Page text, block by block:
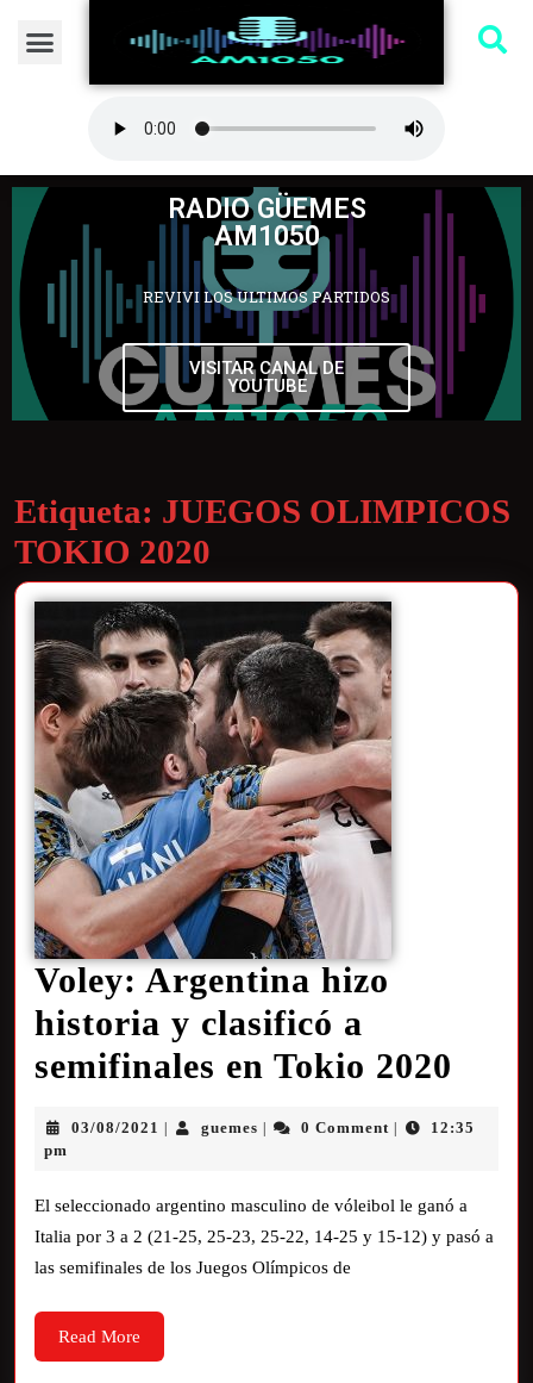
RADIO GÜEMES
AM1050
REVIVI LOS ULTIMOS PARTIDOS
VISITAR CANAL DE
YOUTUBE
Etiqueta: JUEGOS OLIMPICOS
TOKIO 2020
Voley: Argentina hizo
historia y clasificó a
semifinales en Tokio 2020
03/08/2021 guemes 0 Comment
12:35
pm
El seleccionado argentino masculino de vóleibol le ganó a
Italia por 3 a 2 (21-25, 25-23, 25-22, 14-25 y 15-12) y pasó a
las semifinales de los Juegos Olímpicos de
Read More